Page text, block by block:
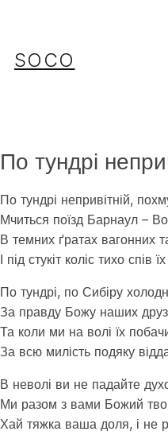
SOCO
По тундрі
По тундрі непривітній,
Мчиться поїзд Барнаул –
В темних ґратах вагонних
І під стукіт коліс тихо спів
По тундрі, по Сибіру
За правду Божу наших
Та коли ми на волі їх
За всю милість подяку
В неволі ви не падайте
Ми разом з вами Божий
Хай тяжка ваша доля, і не